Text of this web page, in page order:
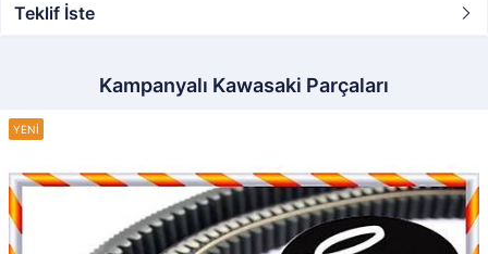
Teklif İste
Kampanyalı Kawasaki Parçaları